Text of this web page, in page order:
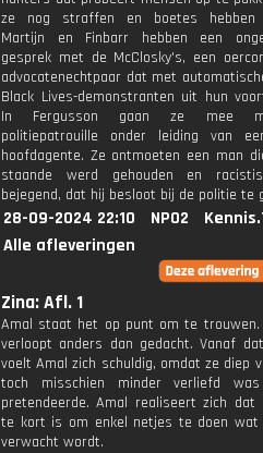
ze nog straffen en boetes hebben
Martijn en Finbarr hebben een
gesprek met de McClosky's, een
advocatenechtpaar dat met
Black Lives-demonstranten uit hun
In Fergusson gaan ze mee
politiepatrouille onder leiding van
hoofdagente. Ze ontmoeten een man
staande werd gehouden en
bejegend, dat hij besloot bij de politie te
28-09-2024 22:10 NPO2
Alle afleveringen
Zina: Afl. 1
Amal staat het op punt om te
verloopt anders dan gedacht. Vanaf
voelt Amal zich schuldig, omdat ze diep
toch misschien minder verliefd
pretendeerde. Amal realiseert zich dat
te kort is om enkel netjes te doen
verwacht wordt.